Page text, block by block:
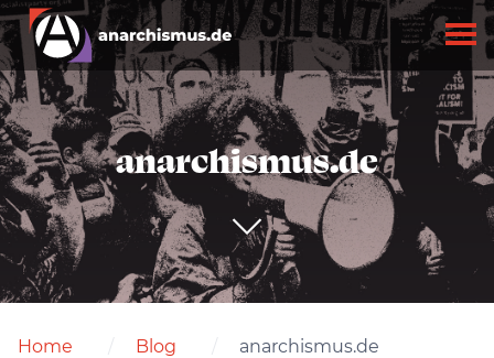
anarchismus.de
Home Blog anarchismus.de